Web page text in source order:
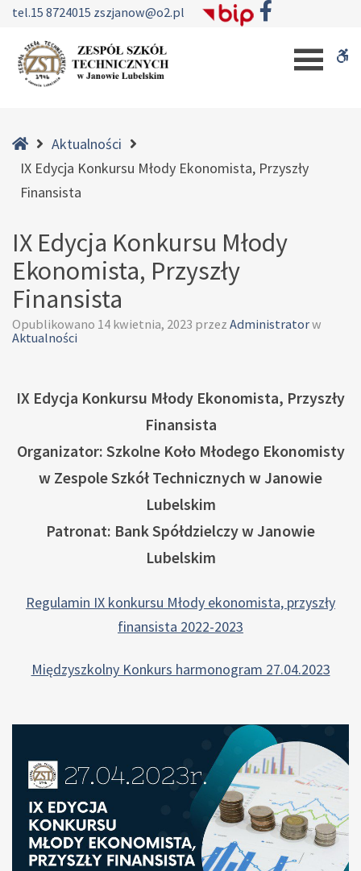
Edycja
Konkursu
Przyszły
Finansista
tel.15 8724015 zszjanow@o2.pl
HomeAktualności
IX Edycja Konkursu Młody Ekonomista, Przyszły
Finansista
IX Edycja Konkursu Młody
Ekonomista, Przyszły
Finansista
Opublikowano 14 kwietnia, 2023 przez Administratorw
Aktualności
IX Edycja Konkursu Młody Ekonomista, Przyszły
Finansista
Organizator: Szkolne Koło Młodego Ekonomisty
w Zespole Szkół Technicznych w Janowie
Lubelskim
Patronat: Bank Spółdzielczy w Janowie
Lubelskim
Regulamin IX konkursu Młody ekonomista, przyszły
finansista 2022-2023
Międzyszkolny Konkurs harmonogram 27.04.2023